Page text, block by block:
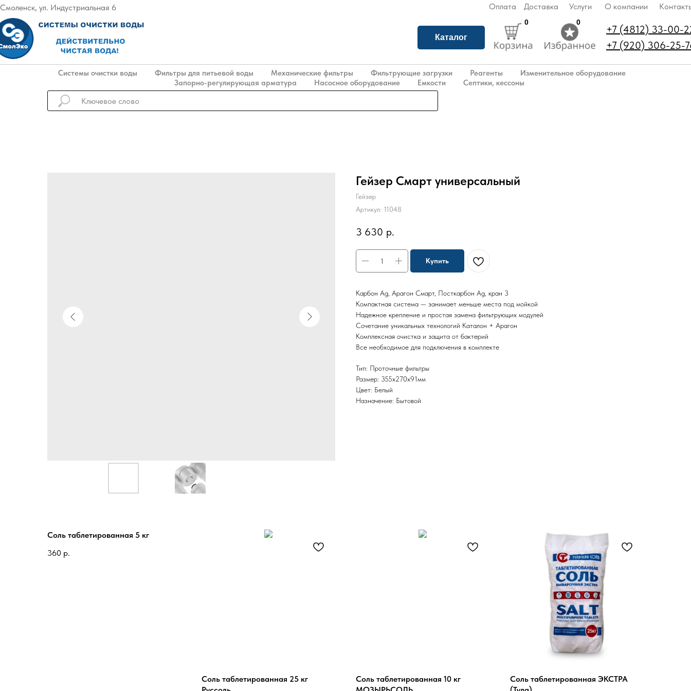
Оплата Доставка Услуги О компании
ул. Индустриальная 6
Каталог
+7 (4812) 33-00-
+7 (920) 306-25-
0
0
Системы очистки воды Фильтры для питьевой воды Механические фильтры Фильтрующие загрузки Реагенты
Изменительное оборудование
Запорно-регулирующая арматура
Насосное оборудование Емкости Септики, кессоны
Гейзер Смарт универсальный
Гейзер
Артикул: 11048
3 630 р.
Купить
Карбон Ag, Арагон Смарт, Посткарбон Ag, кран 3
Компактная система — занимает меньше места под мойкой
Надежное крепление и простая замена фильтрующих модулей
Сочетание уникальных технологий Каталон + Арагон
Комплексная очистка и защита от бактерий
Все необходимое для подключения в комплекте
Тип: Проточные фильтры
Размер: 355х270х91мм
Цвет: Белый
Назначение: Бытовой
Соль таблетированная 5 кг
360 р.
Соль таблетированная 25 кг
Соль таблетированная 10 кг
Соль таблетированная ЭКСТРА